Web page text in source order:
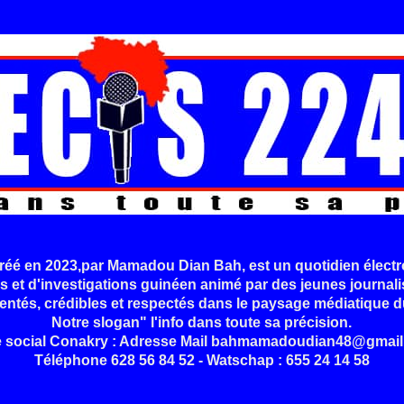
en 2023,par Mamadou Dian Bah, est un quotidien
et d'investigations guinéen animé par des jeunes
crédibles et respectés dans le paysage médiatique
Notre slogan" l'info dans toute sa précision.
social Conakry : Adresse Mail
Téléphone 628 56 84 52 - Watschap : 655 24 14 58